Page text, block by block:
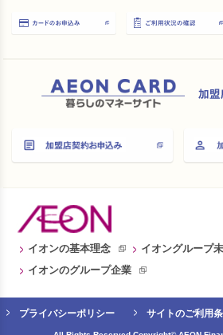
イオンの基本理念
イオングループ
イオンのグループ企業
プライバシーポリシー サイトのご利用